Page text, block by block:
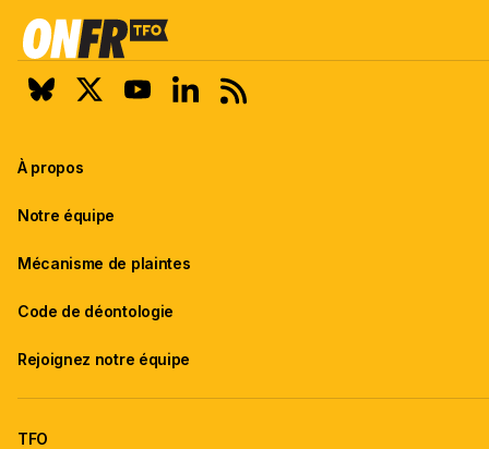
À propos
Notre équipe
Mécanisme de plaintes
Code de déontologie
Rejoignez notre équipe
TFO